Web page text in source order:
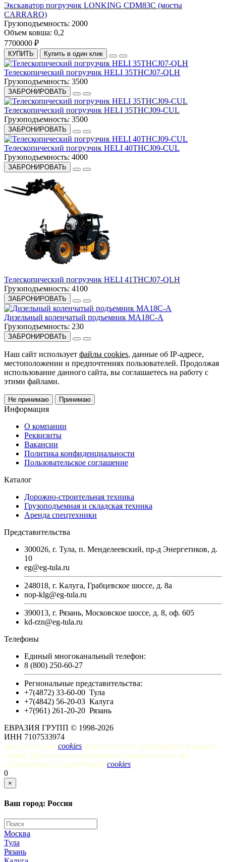
Экскаватор погрузчик LONKING CDM83С (мосты
CARRARO)
Грузоподъемность: 2000
Объем ковша: 0,2
7700000 ₽
КУПИТЬ Купить в один клик
Телескопический погрузчик HELI 35THCJ07-QLH
Грузоподъемность: 3500
ЗАБРОНИРОВАТЬ
Телескопический погрузчик HELI 35THCJ09-CUL
Грузоподъемность: 3500
ЗАБРОНИРОВАТЬ
Телескопический погрузчик HELI 40THCJ09-CUL
Грузоподъемность: 4000
ЗАБРОНИРОВАТЬ
Телескопический погрузчик HELI 41THCJ07-QLH
Грузоподъемность: 4100
ЗАБРОНИРОВАТЬ
Дизельный коленчатый подъемник MA18C-A
Грузоподъемность: 230
ЗАБРОНИРОВАТЬ
Наш сайт использует файлы cookies, данные об IP-адресе,
местоположении и предпочтениях пользователей. Продолжая
использование данного сайта, вы соглашаетесь на работу с
этими файлами.
Не принимаю Принимаю
Информация
О компании
Реквизиты
Вакансии
Политика конфиденциальности
Пользовательское соглашение
Каталог
Дорожно-строительная техника
Грузоподъемная и складская техника
Аренда спецтехники
Представительства
300026, г. Тула, п. Менделеевский, пр-д Энергетиков, д.
10
eg@eg-tula.ru
248018, г. Калуга, Грабцевское шоссе, д. 8а
nop-klg@eg-tula.ru
390013, г. Рязань, Московское шоссе, д. 8, оф. 605
kd-rzn@eg-tula.ru
Телефоны
Единый многоканальный телефон:
8 (800) 250-60-27
Региональные представительства:
+7(4872) 33-60-00 Тула
+7(4842) 56-20-03 Калуга
+7(961) 261-20-20 Рязань
ЕВРАЗИЯ ГРУПП © 1998-2026
ИНН 7107533974
Мы используем cookies для наилучшего представления нашего
сайта. Продолжая использование данного сайта, вы
соглашаетесь с применением cookies.
0
×
Ваш город: Россия
Москва
Тула
Рязань